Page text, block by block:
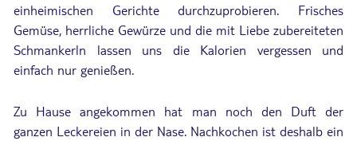
einheimischen Gerichte durchzuprobieren. Frisches
Gemüse, herrliche Gewürze und die mit Liebe zubereiteten
Schmankerln lassen uns die Kalorien vergessen und
einfach nur genießen.
Zu Hause angekommen hat man noch den Duft der
ganzen Leckereien in der Nase. Nachkochen ist deshalb ein